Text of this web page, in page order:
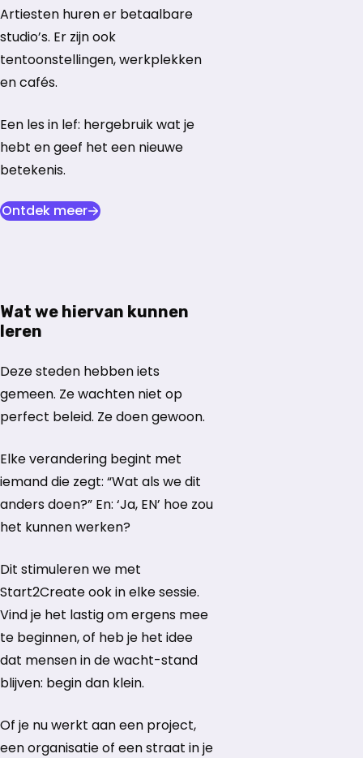
Artiesten huren er betaalbare
studio’s. Er zijn ook
tentoonstellingen, werkplekken
en cafés.
Een les in lef: hergebruik wat je
hebt en geef het een nieuwe
betekenis.
Ontdek meeropent in nieuw tabblad
Wat we hiervan kunnen
leren
Deze steden hebben iets
gemeen. Ze wachten niet op
perfect beleid. Ze doen gewoon.
Elke verandering begint met
iemand die zegt: “Wat als we dit
anders doen?” En: ‘Ja, EN’ hoe zou
het kunnen werken?
Dit stimuleren we met
Start2Create ook in elke sessie.
Vind je het lastig om ergens mee
te beginnen, of heb je het idee
dat mensen in de wacht-stand
blijven: begin dan klein.
Of je nu werkt aan een project,
een organisatie of een straat in je